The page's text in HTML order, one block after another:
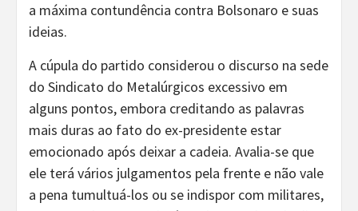
a máxima contundência contra Bolsonaro e suas
ideias.
A cúpula do partido considerou o discurso na sede
do Sindicato do Metalúrgicos excessivo em
alguns pontos, embora creditando as palavras
mais duras ao fato do ex-presidente estar
emocionado após deixar a cadeia. Avalia-se que
ele terá vários julgamentos pela frente e não vale
a pena tumultuá-los ou se indispor com militares,